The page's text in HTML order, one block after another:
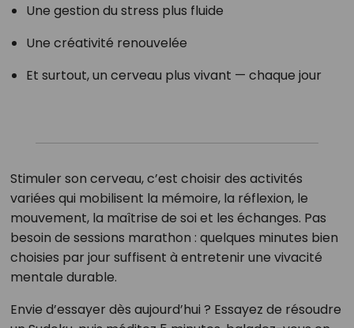
Une gestion du stress plus fluide
Une créativité renouvelée
Et surtout, un cerveau plus vivant — chaque jour
Stimuler son cerveau, c’est choisir des activités
variées qui mobilisent la mémoire, la réflexion, le
mouvement, la maîtrise de soi et les échanges. Pas
besoin de sessions marathon : quelques minutes bien
choisies par jour suffisent à entretenir une vivacité
mentale durable.
Envie d’essayer dès aujourd’hui ? Essayez de résoudre